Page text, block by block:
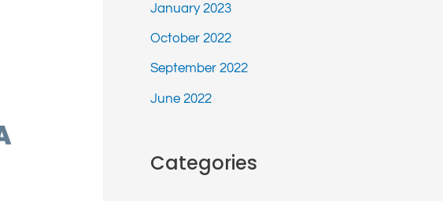
January 2023
October 2022
September 2022
June 2022
Categories